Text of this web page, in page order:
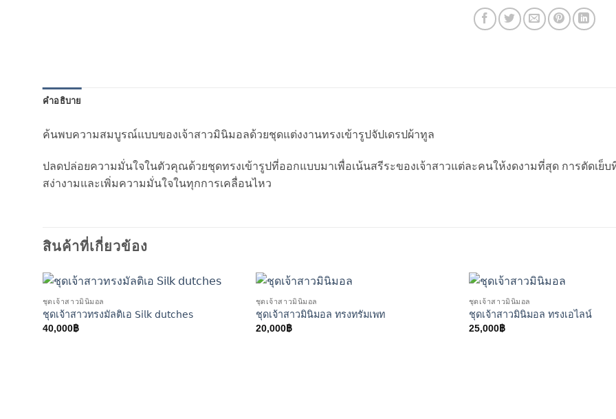
คำอธิบาย
ค้นพบความสมบูรณ์แบบของเจ้าสาวมินิมอลด้วยชุดแต่งงานทรงเข้ารูปจัปเดรปผ้าทูล
ปลดปล่อยความมั่นใจในตัวคุณด้วยชุดทรงเข้ารูปที่ออกแบบมาเพื่อเน้นสรีระของเจ้าสาวแต่ละคนให้งดงามที่สุด การตัดเย็
สง่างามและเพิ่มความมั่นใจในทุกการเคลื่อนไหว
สินค้าที่เกี่ยวข้อง
ชุดเจ้าสาวมินิมอล
ชุดเจ้าสาวทรงมัลติเอ 𝖲𝗂𝗅𝗄 𝖽𝗎𝗍𝖼𝗁𝖾𝗌
40,000฿
ชุดเจ้าสาวมินิมอล
ชุดเจ้าสาวมินิมอล ทรงทรัมเพท
20,000฿
ชุดเจ้าสาวมินิมอล
ชุดเจ้าสาวมินิมอล ทรงเอไลน์
25,000฿